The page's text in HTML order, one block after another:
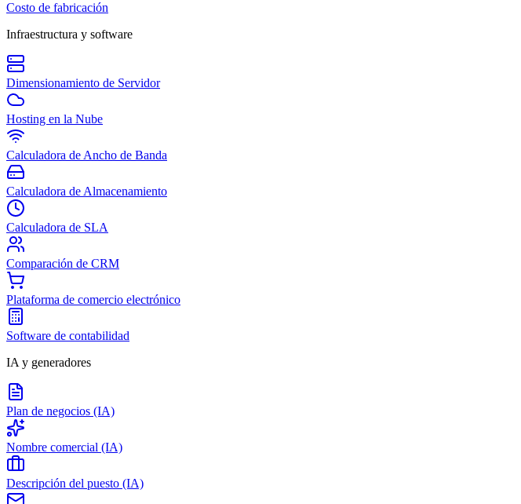
Costo de fabricación
Infraestructura y software
Dimensionamiento de Servidor
Hosting en la Nube
Calculadora de Ancho de Banda
Calculadora de Almacenamiento
Calculadora de SLA
Comparación de CRM
Plataforma de comercio electrónico
Software de contabilidad
IA y generadores
Plan de negocios (IA)
Nombre comercial (IA)
Descripción del puesto (IA)